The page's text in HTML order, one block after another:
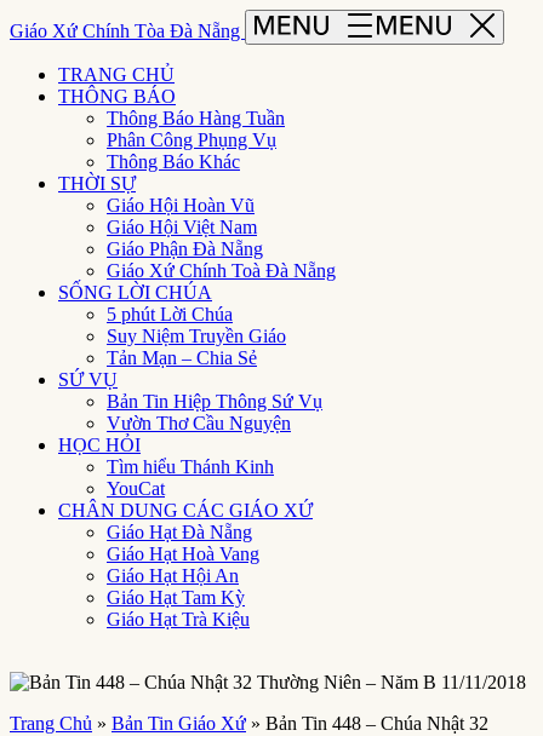
Giáo Xứ Chính Tòa Đà Nẵng
TRANG CHỦ
THÔNG BÁO
Thông Báo Hàng Tuần
Phân Công Phụng Vụ
Thông Báo Khác
THỜI SỰ
Giáo Hội Hoàn Vũ
Giáo Hội Việt Nam
Giáo Phận Đà Nẵng
Giáo Xứ Chính Toà Đà Nẵng
SỐNG LỜI CHÚA
5 phút Lời Chúa
Suy Niệm Truyền Giáo
Tản Mạn – Chia Sẻ
SỨ VỤ
Bản Tin Hiệp Thông Sứ Vụ
Vườn Thơ Cầu Nguyện
HỌC HỎI
Tìm hiểu Thánh Kinh
YouCat
CHÂN DUNG CÁC GIÁO XỨ
Giáo Hạt Đà Nẵng
Giáo Hạt Hoà Vang
Giáo Hạt Hội An
Giáo Hạt Tam Kỳ
Giáo Hạt Trà Kiệu
Trang Chủ » Bản Tin Giáo Xứ » Bản Tin 448 – Chúa Nhật 32